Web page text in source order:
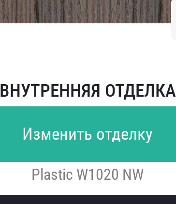
ВНУТРЕННЯЯ ОТДЕЛКА
Изменить отделку
Plastic W1020 NW